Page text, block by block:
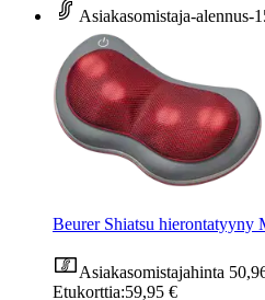
Asiakasomistaja-alennus-
Beurer Shiatsu hierontatyyny
Asiakasomistajahinta
Etukorttia:59,95 €